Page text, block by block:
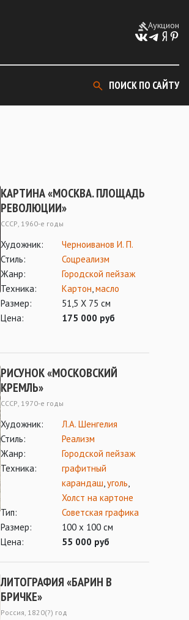
Аукцион
ПОИСК ПО САЙТУ
КАРТИНА «МОСКВА. ПЛОЩАДЬ
РЕВОЛЮЦИИ»
СССР, 1960-е годы
Художник:
Черноиванов И. П.
Стиль:
Соцреализм
Жанр:
Городской пейзаж
Техника:
Картон,масло
Размер:
51,5 Х 75 см
Цена:
175 000 руб
РИСУНОК «МОСКОВСКИЙ
КРЕМЛЬ»
СССР, 1970-е годы
Художник:
Л.А. Шенгелия
Стиль:
Реализм
Жанр:
Городской пейзаж
Техника:
графитный
карандаш,уголь,
Холст на картоне
Тип:
Советская графика
Размер:
100 х 100 см
Цена:
55 000 руб
ЛИТОГРАФИЯ «БАРИН В
БРИЧКЕ»
Россия, 1820(?) год